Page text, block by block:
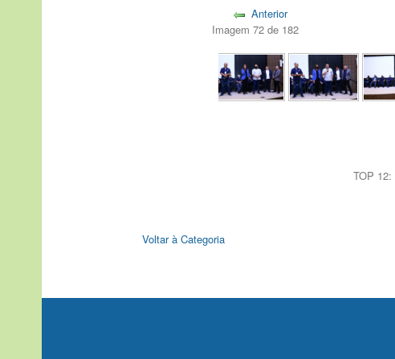
Anterior
Imagem 72 de 182
TOP 12:
Voltar à Categoria